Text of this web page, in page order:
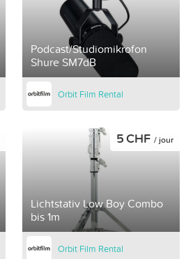
Podcast/Studiomikrofon
Shure SM7dB
Orbit Film Rental
Lichtstativ Low Boy Combo
bis 1m
5 CHF / jour
Orbit Film Rental